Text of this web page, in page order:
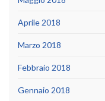
Aprile 2018
Marzo 2018
Febbraio 2018
Gennaio 2018